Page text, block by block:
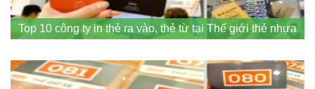
Top 10 công ty in thẻ ra vào, thẻ từ tại Thế giới thẻ nhựa